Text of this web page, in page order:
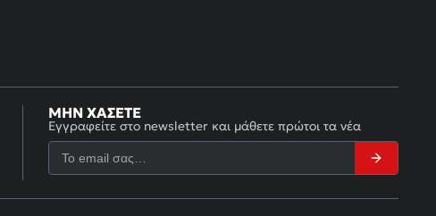
ΜΗΝ ΧΆΣΕΤΕ
Εγγραφείτε στο newsletter και μάθετε πρώτοι τα νέα